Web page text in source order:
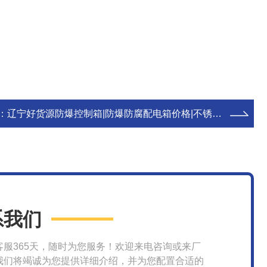
辽宁好货源防爆控制箱|防爆防腐配电箱价格|不锈钢防爆配电箱
们
服365天，随时为您服务！欢迎来电咨询或来厂
们将竭诚为您提供详细介绍，并为您配置合适的